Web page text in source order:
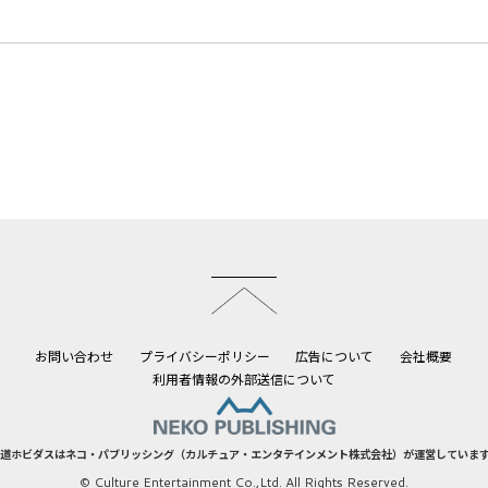
お問い合わせ プライバシーポリシー 広告について
会社概要
利用者情報の外部送信について
ホビダスはネコ・パブリッシング（カルチュア・エンタテインメント株式会社）が運営していま
© Culture Entertainment Co.,Ltd. All Rights Reserved.